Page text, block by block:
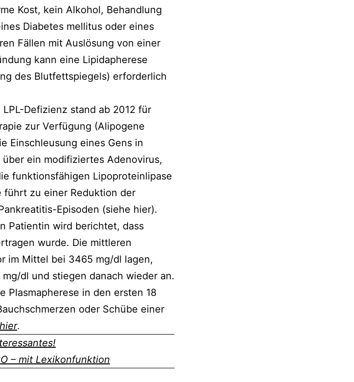
Kost, kein Alkohol, Behandlung
Diabetes mellitus oder eines
Fällen mit Auslösung von einer
kann eine Lipidapherese
des Blutfettspiegels) erforderlich
Defizienz stand ab 2012 für
zur Verfügung (Alipogene
Einschleusung eines Gens in
ein modifiziertes Adenovirus,
funktionsfähigen Lipoproteinlipase
führt zu einer Reduktion der
Episoden (siehe hier).
Patientin wird berichtet, dass
wurde. Die mittleren
im Mittel bei 3465 mg/dl lagen,
dl und stiegen danach wieder an.
Plasmapherese in den ersten 18
oder Schübe einer
.
– mit Lexikonfunktion